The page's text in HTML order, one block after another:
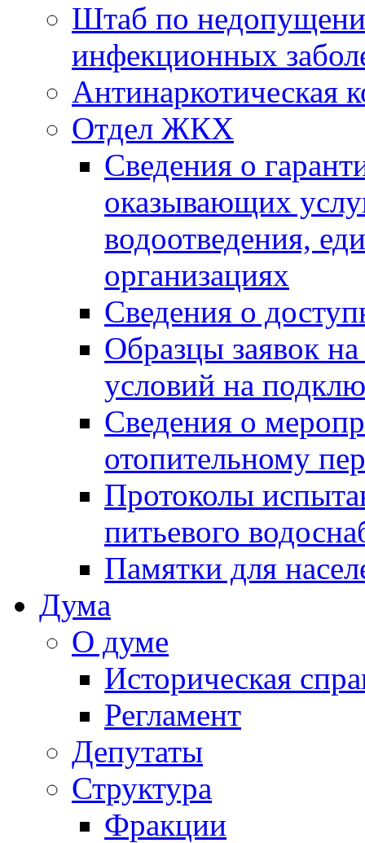
Штаб по
инфекционных
Антинаркотическая
Отдел ЖКХ
Сведения о
оказывающих
водоотведения,
организациях
Сведения о
Образцы заявок
условий на
Сведения о
отопительному
Протоколы
питьевого
Памятки для
Дума
О думе
Историческая
Регламент
Депутаты
Структура
Фракции